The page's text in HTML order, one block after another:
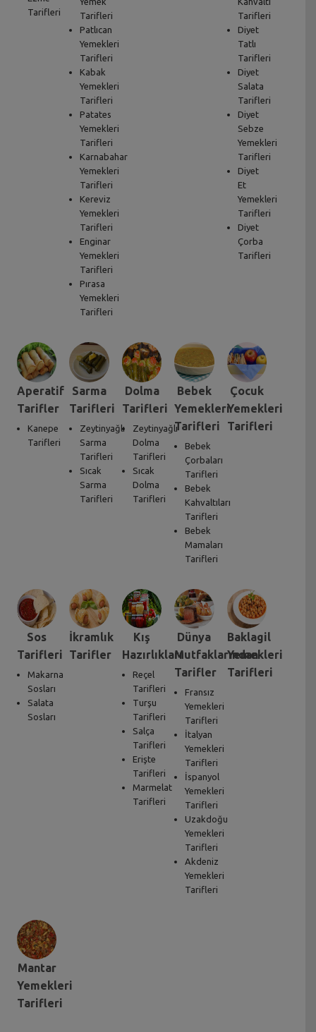
Tarifleri
Tarifleri
Patlıcan
Yemekleri
Tarifleri
Kabak
Yemekleri
Tarifleri
Patates
Yemekleri
Tarifleri
Karnabahar
Yemekleri
Tarifleri
Kereviz
Yemekleri
Tarifleri
Enginar
Yemekleri
Tarifleri
Pırasa
Yemekleri
Tarifleri
Tarifleri
Diyet
Tatlı
Tarifleri
Diyet
Salata
Tarifleri
Diyet
Sebze
Yemekleri
Tarifleri
Diyet
Et
Yemekleri
Tarifleri
Diyet
Çorba
Tarifleri
Aperatif
Tarifler
Kanepe
Tarifleri
Sarma
Tarifleri
Zeytinyağlı
Sarma
Tarifleri
Sıcak
Sarma
Tarifleri
Dolma
Tarifleri
Zeytinyağlı
Dolma
Tarifleri
Sıcak
Dolma
Tarifleri
Bebek
Yemekleri
Tarifleri
Bebek
Çorbaları
Tarifleri
Bebek
Kahvaltıları
Tarifleri
Bebek
Mamaları
Tarifleri
Çocuk
Yemekleri
Tarifleri
Sos
Tarifleri
Makarna
Sosları
Salata
Sosları
İkramlık
Tarifler
Kış
Hazırlıkları
Reçel
Tarifleri
Turşu
Tarifleri
Salça
Tarifleri
Erişte
Tarifleri
Marmelat
Tarifleri
Dünya
Mutfaklarından
Tarifler
Fransız
Yemekleri
Tarifleri
İtalyan
Yemekleri
Tarifleri
İspanyol
Yemekleri
Tarifleri
Uzakdoğu
Yemekleri
Tarifleri
Akdeniz
Yemekleri
Tarifleri
Baklagil
Yemekleri
Tarifleri
Mantar
Yemekleri
Tarifleri